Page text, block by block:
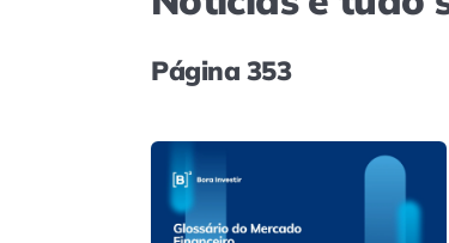
Página 353